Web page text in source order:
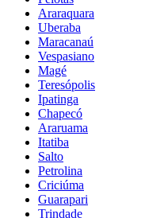
Araraquara
Uberaba
Maracanaú
Vespasiano
Magé
Teresópolis
Ipatinga
Chapecó
Araruama
Itatiba
Salto
Petrolina
Criciúma
Guarapari
Trindade